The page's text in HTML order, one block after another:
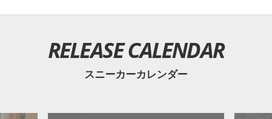
RELEASE CALENDAR
スニーカーカレンダー